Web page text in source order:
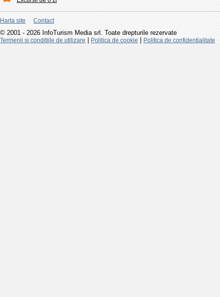
Harta site Contact
© 2001 - 2026 InfoTurism Media srl. Toate drepturile rezervate
Termenii si conditiile de utilizare Politica de cookie Politica de confidentialitate